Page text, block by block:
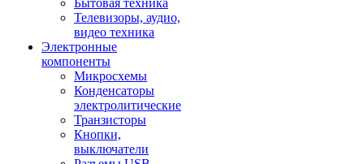
Бытовая техника
Телевизоры, аудио,
видео техника
Электронные
компоненты
Микросхемы
Конденсаторы
электролитические
Транзисторы
Кнопки,
выключатели